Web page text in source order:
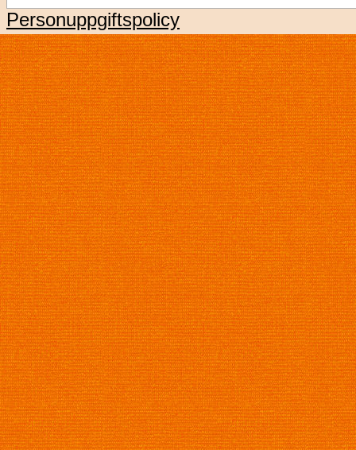
Personuppgiftspolicy